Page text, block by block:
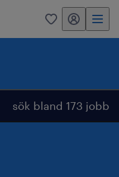
0 mitt randstad
sök bland 173 jobb